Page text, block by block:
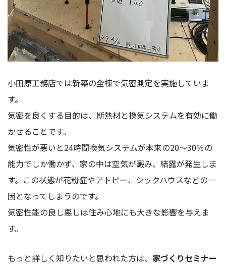
小田原工務店では新築の全棟で気密測定を実施していま
す。
気密を良くする目的は、断熱材と換気システムを有効に働
かせることです。
気密性が悪いと24時間換気システムが本来の20～30％の
能力でしか働かず、家の中は空気が澱み、結露が発生しま
す。この状態が花粉症やアトピー、シックハウスなどの一
因となってしまうのです。
気密性能の良し悪しは住み心地にも大きな影響を与えま
す。
もっと詳しく知りたいと思われた方は、 家づくりセミナー